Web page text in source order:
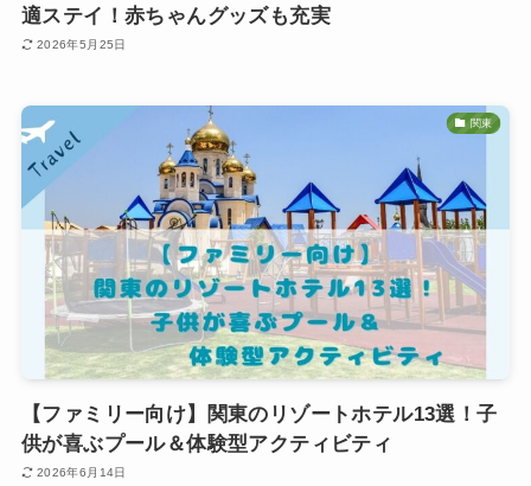
適ステイ！赤ちゃんグッズも充実
2026年5月25日
関東
【ファミリー向け】関東のリゾートホテル13選！子
供が喜ぶプール＆体験型アクティビティ
2026年6月14日